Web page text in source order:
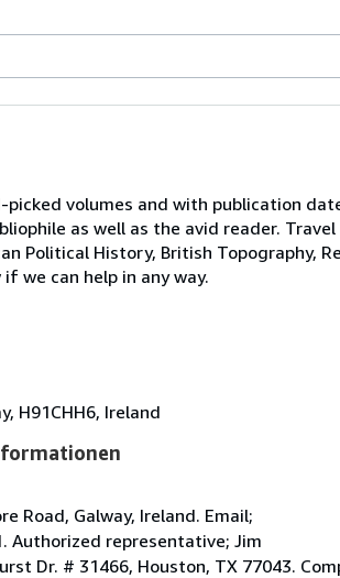
volumes and with publication
as well as the avid reader.
Political History, British Topography,
we can help in any way.
H91CHH6, Ireland
Road, Galway, Ireland. Email;
Authorized representative; Jim
Dr. # 31466, Houston, TX 77043.